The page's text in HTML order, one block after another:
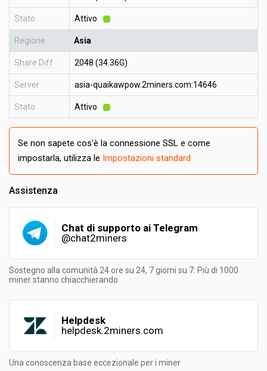
Stato Attivo
Regione Asia
Share Diff 2048 (34.36G)
Server asia-quaikawpow.2miners.com:14646
Stato Attivo
Se non sapete cos'è la connessione SSL e come
impostarla, utilizza le Impostazioni standard
Assistenza
Chat di supporto ai Telegram
@chat2miners
Sostegno alla comunità 24 ore su 24, 7 giorni su 7: Più di 1000
miner stanno chiacchierando
Helpdesk
helpdesk.2miners.com
Una conoscenza base eccezionale per i miner